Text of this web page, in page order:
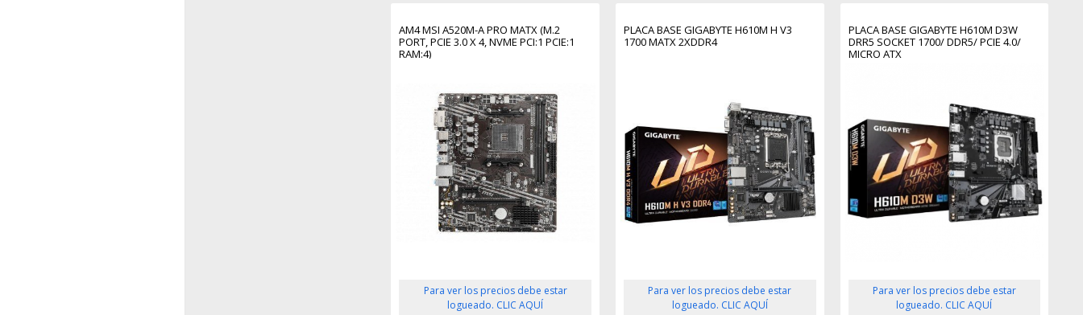
AM4 MSI A520M-A PRO MATX (M.2
PORT, PCIE 3.0 X 4, NVME PCI:1 PCIE:1
RAM:4)
Para ver los precios debe estar
logueado. CLIC AQUÍ
PLACA BASE GIGABYTE H610M H V3
1700 MATX 2XDDR4
Para ver los precios debe estar
logueado. CLIC AQUÍ
PLACA BASE GIGABYTE H610M D3W
DRR5 SOCKET 1700/ DDR5/ PCIE 4.0/
MICRO ATX
Para ver los precios debe estar
logueado. CLIC AQUÍ